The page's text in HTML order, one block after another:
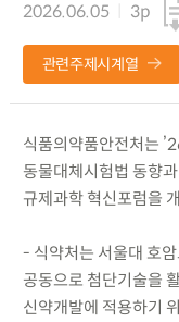
2026.06.05
3p
관련주제시계열
식품의약품안전처는
동물대체시험법 동향
규제과학 혁신포럼을
- 식약처는 서울대 호
공동으로 첨단기술을
신약개발에 적용하기